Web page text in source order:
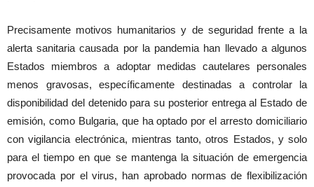
Precisamente motivos humanitarios y de seguridad frente a la
alerta sanitaria causada por la pandemia han llevado a algunos
Estados miembros a adoptar medidas cautelares personales
menos gravosas, específicamente destinadas a controlar la
disponibilidad del detenido para su posterior entrega al Estado de
emisión, como Bulgaria, que ha optado por el arresto domiciliario
con vigilancia electrónica, mientras tanto, otros Estados, y solo
para el tiempo en que se mantenga la situación de emergencia
provocada por el virus, han aprobado normas de flexibilización